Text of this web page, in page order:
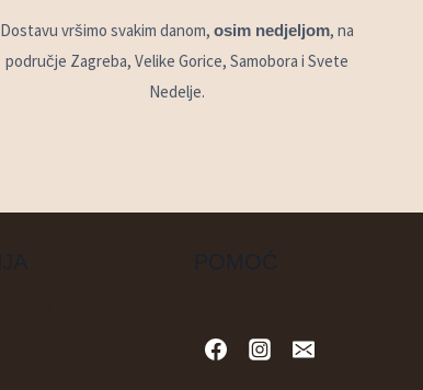
Dostavu vršimo svakim danom,osim nedjeljom, na
područje Zagreba, Velike Gorice, Samobora i Svete
Nedelje.